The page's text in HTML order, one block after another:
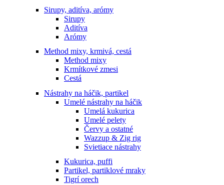
Sirupy, aditíva, arómy
Sirupy
Aditíva
Arómy
Method mixy, krmivá, cestá
Method mixy
Krmítkové zmesi
Cestá
Nástrahy na háčik, partikel
Umelé nástrahy na háčik
Umelá kukurica
Umelé pelety
Červy a ostatné
Wazzup & Zig rig
Svietiace nástrahy
Kukurica, puffi
Partikel, partiklové mraky
Tigrí orech